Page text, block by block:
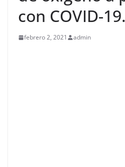
con COVID-19.
febrero 2, 2021 admin